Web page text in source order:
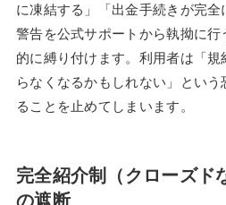
に凍結する」「出金手続きが完全
警告を公式サポートから執拗に
的に縛り付けます。利用者は「
らなくなるかもしれない」とい
ることを止めてしまいます。
完全紹介制（クローズド
の遮断